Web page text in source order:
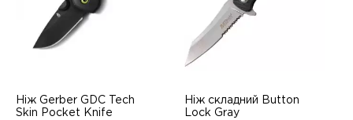
Ніж Gerber GDC Tech
Skin Pocket Knife
Ніж складний Button
Lock Gray